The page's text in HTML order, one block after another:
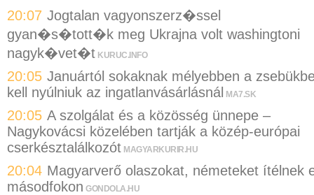
20:07 Jogtalan vagyonszerz�ssel
gyan�s�tott�k meg Ukrajna volt washingtoni
nagyk�vet�t KURUC.INFO
20:05 Januártól sokaknak mélyebben a
kell nyúlniuk az ingatlanvásárlásnál
MA7.SK
20:05 A szolgálat és a közösség ünnepe –
Nagykovácsi közelében tartják a közép-európai
cserkésztalálkozót MAGYARKURIR.HU
20:04 Magyarverő olaszokat, németeket ítélnek
másodfokon GONDOLA.HU